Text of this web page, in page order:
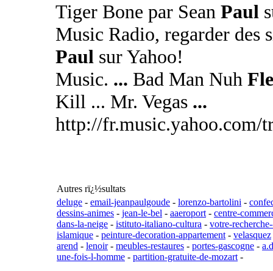
Tiger Bone par Sean Paul
Music Radio, regarder des
Paul sur Yahoo!
Music. ... Bad Man Nuh
Kill ... Mr. Vegas ...
http://fr.music.yahoo.com/
Autres rï¿½sultats
deluge - email-jeanpaulgoude - lorenzo-bartolini -
dessins-animes - jean-le-bel - aaeroport - centre-
dans-la-neige - istituto-italiano-cultura - votre-
islamique - peinture-decoration-appartement - velasquez
arend - lenoir- meubles-restaures - portes-gascogne -
une-fois-l-homme - partition-gratuite-de-mozart -